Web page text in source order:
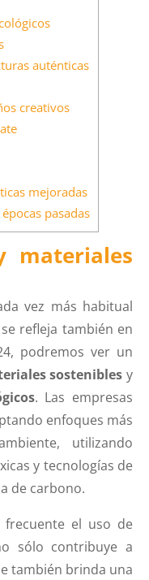
auténticas
creativos
mejoradas
pasadas
materiales
vez más habitual
refleja también en
podremos ver un
sostenibles y
. Las empresas
enfoques más
utilizando
y tecnologías de
de carbono.
frecuente el uso de
sólo contribuye a
también brinda una